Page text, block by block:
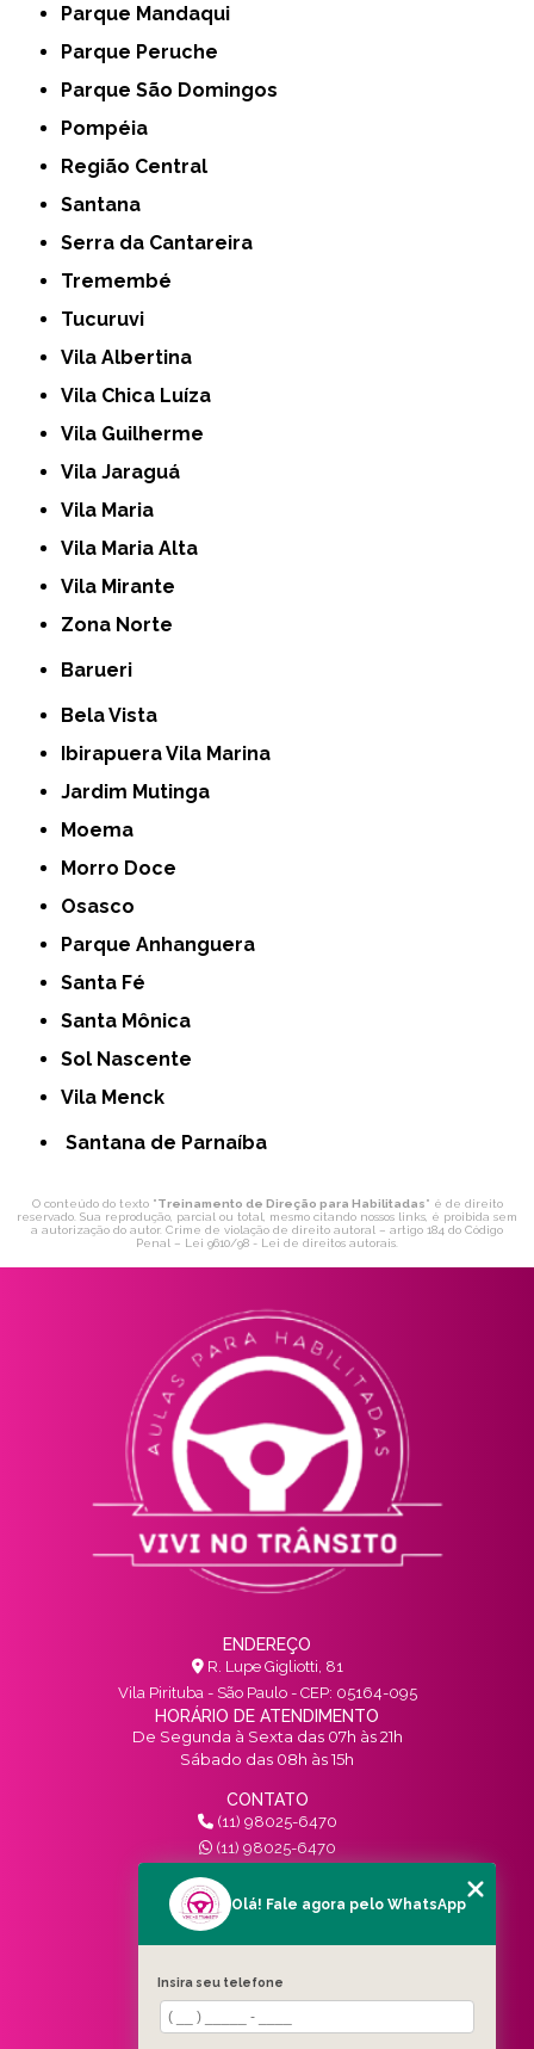
Parque Mandaqui
Parque Peruche
Parque São Domingos
Pompéia
Região Central
Santana
Serra da Cantareira
Tremembé
Tucuruvi
Vila Albertina
Vila Chica Luíza
Vila Guilherme
Vila Jaraguá
Vila Maria
Vila Maria Alta
Vila Mirante
Zona Norte
Barueri
Bela Vista
Ibirapuera Vila Marina
Jardim Mutinga
Moema
Morro Doce
Osasco
Parque Anhanguera
Santa Fé
Santa Mônica
Sol Nascente
Vila Menck
Santana de Parnaíba
O conteúdo do texto "Treinamento de Direção para Habilitadas" é de direito
reservado. Sua reprodução, parcial ou total, mesmo citando nossos links, é proibida sem
a autorização do autor. Crime de violação de direito autoral – artigo 184 do Código
Penal – Lei 9610/98 - Lei de direitos autorais
ENDEREÇO
R. Lupe Gigliotti, 81
Vila Pirituba - São Paulo - CEP: 05164-095
HORÁRIO DE ATENDIMENTO
De Segunda à Sexta das 07h às 21h
Sábado das 08h às 15h
CONTATO
(11) 98025-6470
(11) 98025-6470
contato@vivinotransito.com.br
SIGA-NOS!
MENU
HOME
QUEM SOMOS
Olá! Fale agora pelo WhatsApp
Insira seu telefone